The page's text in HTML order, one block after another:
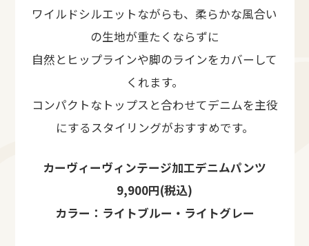
ワイルドシルエットながらも、柔らかな風合い
の生地が重たくならずに
自然とヒップラインや脚のラインをカバーして
くれます。
コンパクトなトップスと合わせてデニムを主役
にするスタイリングがおすすめです。
カーヴィーヴィンテージ加工デニムパンツ
9,900円(税込)
カラー：ライトブルー・ライトグレー